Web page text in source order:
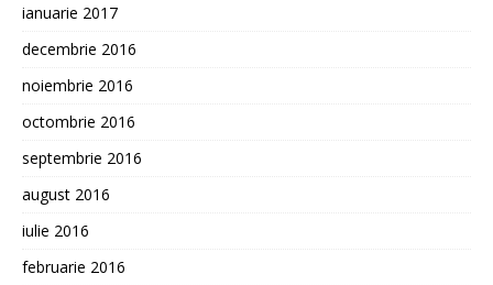
ianuarie 2017
decembrie 2016
noiembrie 2016
octombrie 2016
septembrie 2016
august 2016
iulie 2016
februarie 2016